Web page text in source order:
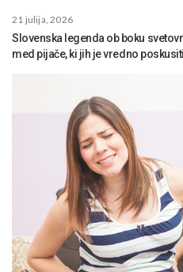
21 julija, 2026
Slovenska legenda ob boku
med pijače, ki jih je vredno poskusiti